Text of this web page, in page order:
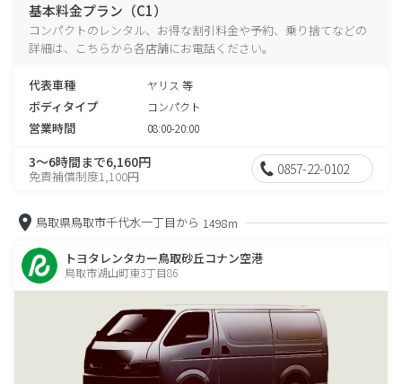
基本料金プラン（C1）
コンパクトのレンタル、お得な割引料金や予約、乗り捨てなどの
詳細は、こちらから各店舗にお電話ください。
代表車種 ヤリス 等
ボディタイプ コンパクト
営業時間 08:00-20:00
3～6時間まで6,160円
免責補償制度1,100円 0857-22-0102
鳥取県鳥取市千代水一丁目から 1498m
トヨタレンタカー鳥取砂丘コナン空港
鳥取市湖山町東3丁目86